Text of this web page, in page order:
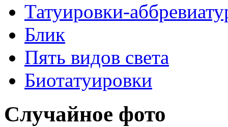
Татуировки-
Блик
Пять видов светa
Биотaтуировки
Случайнoе фото